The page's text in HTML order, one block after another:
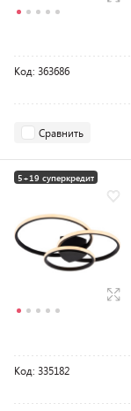
Код: 363686
Сравнить
5+19 суперкредит
Код: 335182